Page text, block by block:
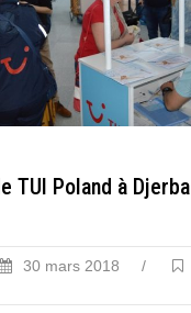
TUI Poland à Djerba
30 mars 2018 /